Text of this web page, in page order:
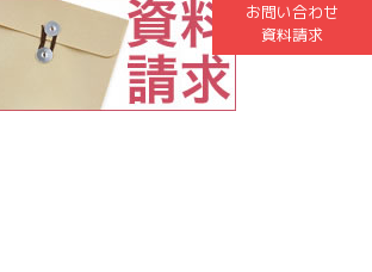
お問い合わせ
資料請求